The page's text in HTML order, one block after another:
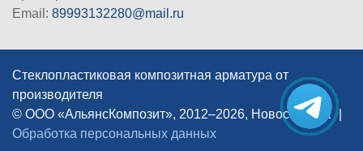
Email: 89993132280@mail.ru
Стеклопластиковая композитная арматура от
производителя
© ООО «АльянсКомпозит», 2012–2026, Новосибирск
Обработка персональных данных